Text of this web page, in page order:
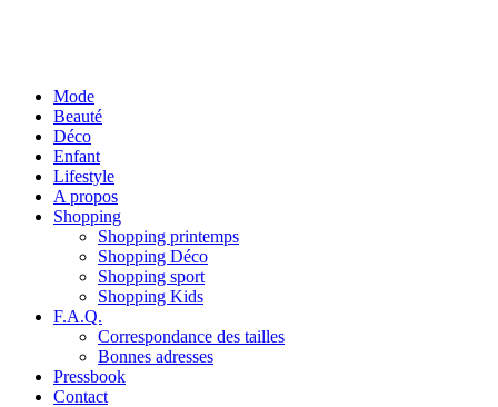
Mode
Beauté
Déco
Enfant
Lifestyle
A propos
Shopping
Shopping printemps
Shopping Déco
Shopping sport
Shopping Kids
F.A.Q.
Correspondance des tailles
Bonnes adresses
Pressbook
Contact